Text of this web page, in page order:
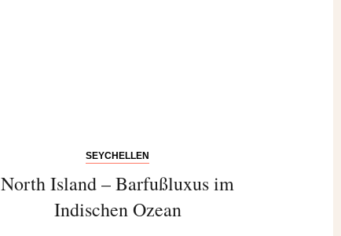
SEYCHELLEN
North Island – Barfußluxus im
Indischen Ozean